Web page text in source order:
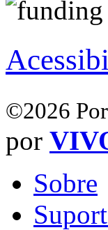
©2026
por
Sobre